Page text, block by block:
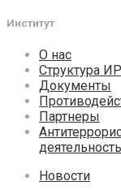
Институт
О нас
Структура
Документы
Партнеры
деятельность
Новости